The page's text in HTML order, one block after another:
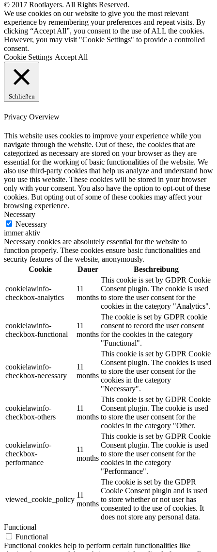
© 2017 Rootlayers. All Rights Reserved.
We use cookies on our website to give you the most relevant
experience by remembering your preferences and repeat visits. By
clicking “Accept All”, you consent to the use of ALL the cookies.
However, you may visit "Cookie Settings" to provide a controlled
consent.
Cookie Settings Accept All
Schließen
Privacy Overview
This website uses cookies to improve your experience while you
navigate through the website. Out of these, the cookies that are
categorized as necessary are stored on your browser as they are
essential for the working of basic functionalities of the website. We
also use third-party cookies that help us analyze and understand how
you use this website. These cookies will be stored in your browser
only with your consent. You also have the option to opt-out of these
cookies. But opting out of some of these cookies may affect your
browsing experience.
Necessary
Necessary
immer aktiv
Necessary cookies are absolutely essential for the website to
function properly. These cookies ensure basic functionalities and
security features of the website, anonymously.
Cookie
Dauer Beschreibung
cookielawinfo-
checkbox-analytics
11
months
This cookie is set by GDPR Cookie
Consent plugin. The cookie is used
to store the user consent for the
cookies in the category "Analytics".
cookielawinfo-
checkbox-functional
11
months
The cookie is set by GDPR cookie
consent to record the user consent
for the cookies in the category
"Functional".
cookielawinfo-
checkbox-necessary
11
months
This cookie is set by GDPR Cookie
Consent plugin. The cookies is used
to store the user consent for the
cookies in the category
"Necessary".
cookielawinfo-
checkbox-others
11
months
This cookie is set by GDPR Cookie
Consent plugin. The cookie is used
to store the user consent for the
cookies in the category "Other.
cookielawinfo-
checkbox-
performance
11
months
This cookie is set by GDPR Cookie
Consent plugin. The cookie is used
to store the user consent for the
cookies in the category
"Performance".
viewed_cookie_policy
11
months
The cookie is set by the GDPR
Cookie Consent plugin and is used
to store whether or not user has
consented to the use of cookies. It
does not store any personal data.
Functional
Functional
Functional cookies help to perform certain functionalities like